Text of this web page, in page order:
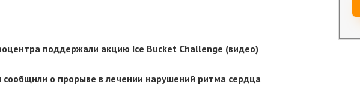
поддержали акцию Ice Bucket Challenge (видео)
сообщили о прорыве в лечении нарушений ритма сердца